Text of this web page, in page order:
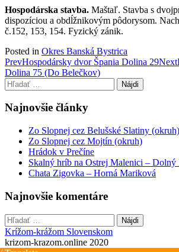
Hospodárska stavba. Maštaľ. Stavba s
dispozíciou a obdĺžnikovým pôdorysom.
č.152, 153, 154. Fyzický zánik.
Posted in Okres Banská Bystrica
Post
navigation
PrevHospodársky dvor Špania Dolina 29Next
Dolina 75 (Do Belečkov)
Hľadať:
Najnovšie články
Zo Slopnej cez Belušské Slatiny (okruh)
Zo Slopnej cez Mojtín (okruh)
Hrádok v Prečíne
Skalný hríb na Ostrej Malenici – Dolný
Chata Zigovka – Horná Mariková
Najnovšie komentáre
Hľadať:
Krížom-krážom Slovenskom
krizom-krazom.online 2020